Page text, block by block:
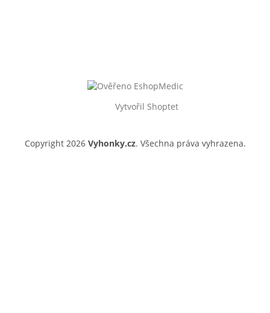
Vytvořil Shoptet
Copyright 2026 Vyhonky.cz. Všechna práva vyhrazena.